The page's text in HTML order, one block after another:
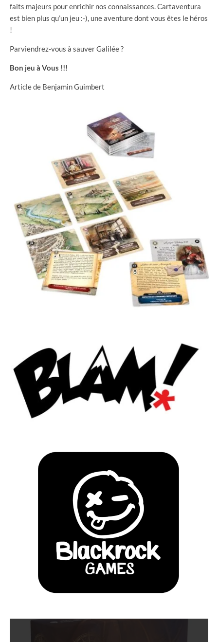
faits majeurs pour enrichir nos connaissances. Cartaventura
est bien plus qu’un jeu :-), une aventure dont vous êtes le héros
!
Parviendrez-vous à sauver Galilée ?
Bon jeu à Vous !!!
Article de Benjamin Guimbert